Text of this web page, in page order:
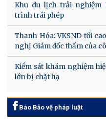
Khu du lịch trải nghiệm
trình trái phép
Thanh Hóa: VKSND tối
nghị Giám đốc thẩm của
Kiểm sát khám nghiệm
lớn bị chặt hạ
Báo Bảo vệ pháp luật